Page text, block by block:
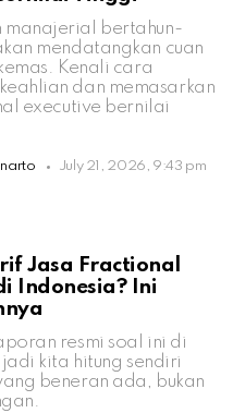
manajerial bertahun-
mendatangkan cuan
Kenali cara
dan memasarkan
executive bernilai
July 21, 2026, 9:43 pm
Jasa Fractional
Indonesia? Ini
resmi soal ini di
kita hitung sendiri
beneran ada, bukan